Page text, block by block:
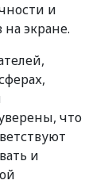
и
экране.
что
и